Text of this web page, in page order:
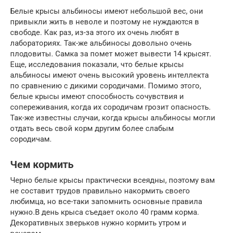
Белые крысы альбиносы имеют небольшой вес, они
привыкли жить в неволе и поэтому не нуждаются в
свободе. Как раз, из-за этого их очень любят в
лабораториях. Так-же альбиносы довольно очень
плодовиты. Самка за помет может вывести 14 крысят.
Еще, исследования показали, что белые крысы
альбиносы имеют очень высокий уровень интеллекта
по сравнению с дикими сородичами. Помимо этого,
белые крысы имеют способность сочувствия и
сопереживания, когда их сородичам грозит опасность.
Так-же известны случаи, когда крысы альбиносы могли
отдать весь свой корм другим более слабым
сородичам.
Чем кормить
Черно белые крысы практически всеядны, поэтому вам
не составит трудов правильно накормить своего
любимца, но все-таки запомнить основные правила
нужно.В день крыса съедает около 40 грамм корма.
Декоративных зверьков нужно кормить утром и